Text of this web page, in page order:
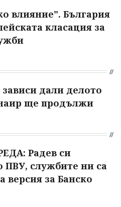
влияние". България
класация за
дали делото
ще продължи
Радев си
ПВУ, службите ни са
версия за Банско